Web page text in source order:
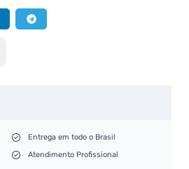
Entrega em todo o Brasil
Atendimento Profissional